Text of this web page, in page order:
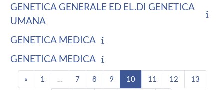
GENETICA GENERALE ED EL.DI GENETICA
UMANA
GENETICA MEDICA
GENETICA MEDICA
«Pagina precedente
1 … 7Pagina 7
8Pagina 8
9Pagina 9
10Pagina 10
11 Pagina 11
12Pagina 12
13Pagina